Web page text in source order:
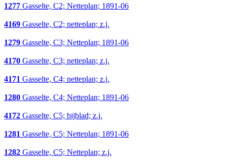
1277 Gasselte, C2; Netteplan; 1891-06
4169 Gasselte, C2; netteplan; z.j.
1279 Gasselte, C3; Netteplan; 1891-06
4170 Gasselte, C3; netteplan; z.j.
4171 Gasselte, C4; netteplan; z.j.
1280 Gasselte, C4; Netteplan; 1891-06
4172 Gasselte, C5; bijblad; z.j.
1281 Gasselte, C5; Netteplan; 1891-06
1282 Gasselte, C5; Netteplan; z.j.